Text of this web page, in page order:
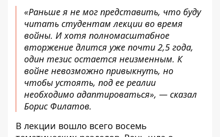
«Раньше я не мог представить, что буду
читать студентам лекции во время
войны. И хотя полномасштабное
вторжение длится уже почти 2,5 года,
один тезис остается неизменным. К
войне невозможно привыкнуть, но
чтобы устоять, под ее реалии
необходимо адаптироваться», — сказал
Борис Филатов.
В лекции вошло всего восемь